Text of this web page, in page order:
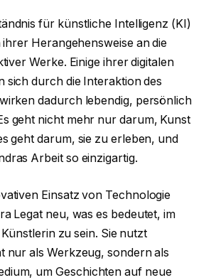
für künstliche Intelligenz (KI)
ihrer Herangehensweise an die
Werke. Einige ihrer digitalen
sich durch die Interaktion des
dadurch lebendig, persönlich
geht nicht mehr nur darum, Kunst
geht darum, sie zu erleben, und
Arbeit so einzigartig.
Einsatz von Technologie
Legat neu, was es bedeutet, im
zu sein. Sie nutzt
nur als Werkzeug, sondern als
um Geschichten auf neue